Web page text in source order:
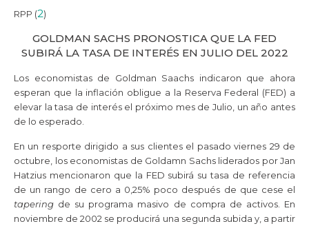
RPP (2)
GOLDMAN SACHS PRONOSTICA QUE LA FED
SUBIRÁ LA TASA DE INTERÉS EN JULIO DEL 2022
Los economistas de Goldman Saachs indicaron que ahora
esperan que la inflación obligue a la Reserva Federal (FED) a
elevar la tasa de interés el próximo mes de Julio, un año antes
de lo esperado.
En un resporte dirigido a sus clientes el pasado viernes 29 de
octubre, los economistas de Goldamn Sachs liderados por Jan
Hatzius mencionaron que la FED subirá su tasa de referencia
de un rango de cero a 0,25% poco después de que cese el
tapering de su programa masivo de compra de activos. En
noviembre de 2002 se producirá una segunda subida y, a partir